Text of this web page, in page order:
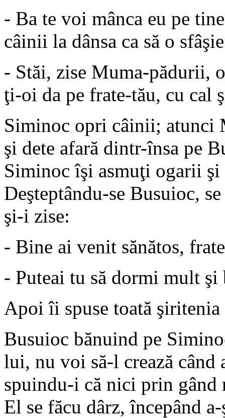
- Ba te voi mânca eu pe
câinii la dânsa ca să o
- Stăi, zise Muma-pădurii,
ţi-oi da pe frate-tău, cu cal
Siminoc opri câinii; atunci
şi dete afară dintr-însa pe
Siminoc îşi asmuţi ogarii
Deşteptându-se Busuioc,
şi-i zise:
- Bine ai venit sănătos,
- Puteai tu să dormi mult şi
Apoi îi spuse toată şiritenia
Busuioc bănuind pe
lui, nu voi să-l crează când
spuindu-i că nici prin gând
El se făcu dârz, începând